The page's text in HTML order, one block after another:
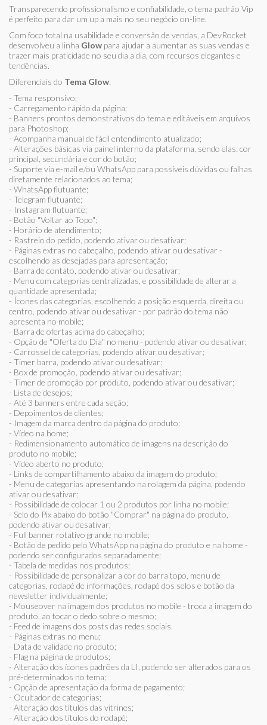
Transparecendo profissionalismo e confiabilidade, o tema padrão Vip
é perfeito para dar um up a mais no seu negócio on-line.
Com foco total na usabilidade e conversão de vendas, a DevRocket
desenvolveu a linha Glow para ajudar a aumentar as suas vendas e
trazer mais praticidade no seu dia a dia, com recursos elegantes e
tendências.
Diferenciais do Tema Glow:
- Tema responsivo;
- Carregamento rápido da página;
- Banners prontos demonstrativos do tema e editáveis em arquivos
para Photoshop;
- Acompanha manual de fácil entendimento atualizado;
- Alterações básicas via painel interno da plataforma, sendo elas: cor
principal, secundária e cor do botão;
- Suporte via e-mail e/ou WhatsApp para possíveis dúvidas ou falhas
diretamente relacionados ao tema;
- WhatsApp flutuante;
- Telegram flutuante;
- Instagram flutuante;
- Botão "Voltar ao Topo";
- Horário de atendimento;
- Rastreio do pedido, podendo ativar ou desativar;
- Páginas extras no cabeçalho, podendo ativar ou desativar -
escolhendo as desejadas para apresentação;
- Barra de contato, podendo ativar ou desativar;
- Menu com categorias centralizadas, e possibilidade de alterar a
quantidade apresentada;
- Ícones das categorias, escolhendo a posição esquerda, direita ou
centro, podendo ativar ou desativar - por padrão do tema não
apresenta no mobile;
- Barra de ofertas acima do cabeçalho;
- Opção de "Oferta do Dia" no menu - podendo ativar ou desativar;
- Carrossel de categorias, podendo ativar ou desativar;
- Timer barra, podendo ativar ou desativar;
- Box de promoção, podendo ativar ou desativar;
- Timer de promoção por produto, podendo ativar ou desativar;
- Lista de desejos;
- Até 3 banners entre cada seção;
- Depoimentos de clientes;
- Imagem da marca dentro da página do produto;
- Vídeo na home;
- Redimensionamento automático de imagens na descrição do
produto no mobile;
- Vídeo aberto no produto;
- Links de compartilhamento abaixo da imagem do produto;
- Menu de categorias apresentando na rolagem da página, podendo
ativar ou desativar;
- Possibilidade de colocar 1 ou 2 produtos por linha no mobile;
- Selo do Pix abaixo do botão "Comprar" na página do produto,
podendo ativar ou desativar;
- Full banner rotativo grande no mobile;
- Botão de pedido pelo WhatsApp na página do produto e na home -
podendo ser configurados separadamente;
- Tabela de medidas nos produtos;
- Possibilidade de personalizar a cor do barra topo, menu de
categorias, rodapé de informações, rodapé dos selos e botão da
newsletter individualmente;
- Mouseover na imagem dos produtos no mobile - troca a imagem do
produto, ao tocar o dedo sobre o mesmo;
- Feed de imagens dos posts das redes sociais.
- Páginas extras no menu;
- Data de validade no produto;
- Flag na página de produtos;
- Alteração dos ícones padrões da LI, podendo ser alterados para os
pré-determinados no tema;
- Opção de apresentação da forma de pagamento;
- Ocultador de categorias;
- Alteração dos títulos das vitrines;
- Alteração dos títulos do rodapé;